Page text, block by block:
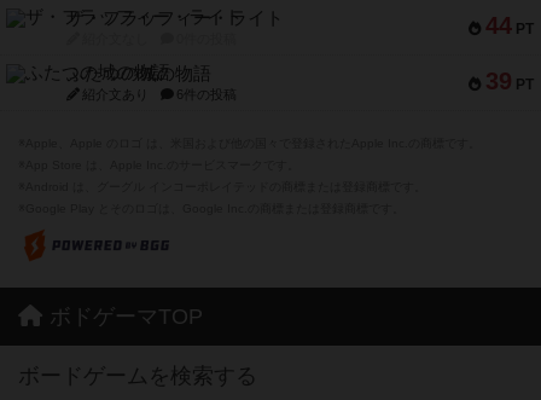
44 PT
ザ・フラッフィー・ライト
39 PT
ふたつの城の物語
紹介文あり 6件の投稿
ボドゲーマTOP
ボードゲームを検索する